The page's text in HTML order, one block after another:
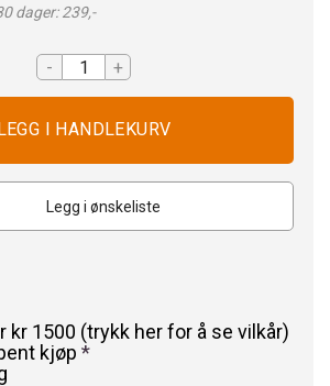
dager: 239,-
- +
Legg i ønskeliste
kr 1500 (trykk her for å se vilkår)
kjøp *